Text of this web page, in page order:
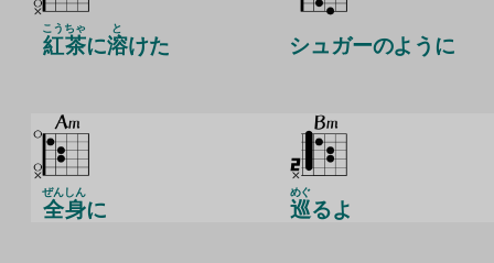
紅
こう
茶
ちゃ
に溶
と
けた シュガーのように
全
ぜん
身
しん
に 巡
めぐ
るよ